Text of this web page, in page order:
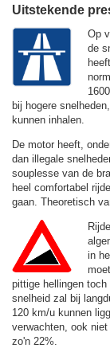
Uitstekende
Op
de
bij hogere
kunnen inhalen.
De motor heeft,
dan illegale
souplesse van de
heel comfortabel
gaan. Theoretisch
in
pittige hellingen
snelheid zal bij
120 km/u kunnen
verwachten, ook
zo'n 22%.